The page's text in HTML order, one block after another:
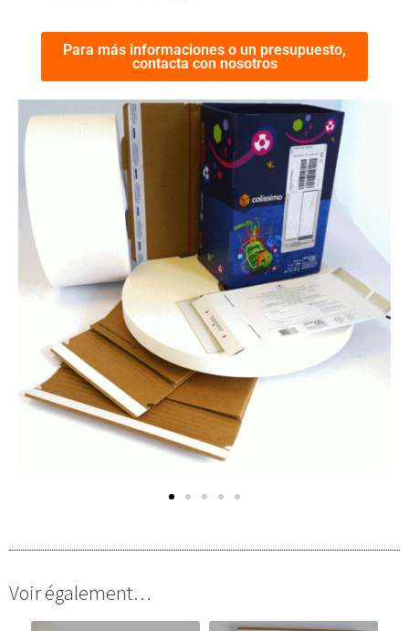
Para más informaciones o un presupuesto,
contacta con nosotros
Voir également…